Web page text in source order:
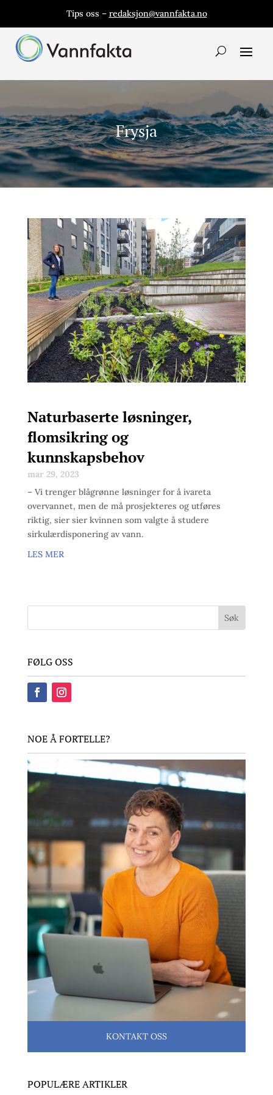
Tips oss – redaksjon@vannfakta.no
Frysja
Naturbaserte løsninger,
flomsikring og
kunnskapsbehov
mar 29, 2023
– Vi trenger blågrønne løsninger for å ivareta
overvannet, men de må prosjekteres og utføres
riktig, sier sier kvinnen som valgte å studere
sirkulærdisponering av vann.
LES MER
FØLG OSS
NOE Å FORTELLE?
KONTAKT OSS
POPULÆRE ARTIKLER